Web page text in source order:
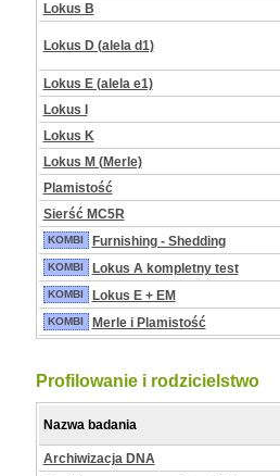
Lokus B
Lokus D (alela d1)
Lokus E (alela e1)
Lokus I
Lokus K
Lokus M (Merle)
Plamistość
Sierść MC5R
KOMBI Furnishing - Shedding
KOMBI Lokus A kompletny test
KOMBI Lokus E + EM
KOMBI Merle i Plamistość
Profilowanie i rodzicielstwo
Nazwa badania
Archiwizacja DNA